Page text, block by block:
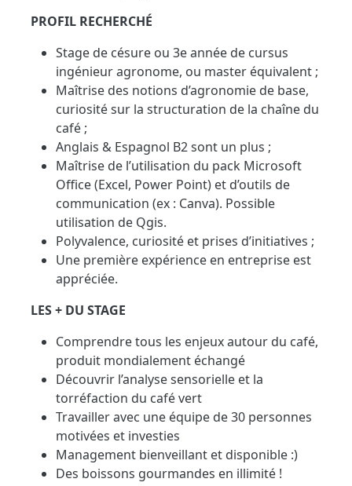
PROFIL RECHERCHÉ
Stage de césure ou 3e année de cursus
ingénieur agronome, ou master équivalent ;
Maîtrise des notions d’agronomie de base,
curiosité sur la structuration de la chaîne du
café ;
Anglais & Espagnol B2 sont un plus ;
Maîtrise de l’utilisation du pack Microsoft
Office (Excel, Power Point) et d’outils de
communication (ex : Canva). Possible
utilisation de Qgis.
Polyvalence, curiosité et prises d’initiatives ;
Une première expérience en entreprise est
appréciée.
LES + DU STAGE
Comprendre tous les enjeux autour du café,
produit mondialement échangé
Découvrir l’analyse sensorielle et la
torréfaction du café vert
Travailler avec une équipe de 30 personnes
motivées et investies
Management bienveillant et disponible :)
Des boissons gourmandes en illimité !